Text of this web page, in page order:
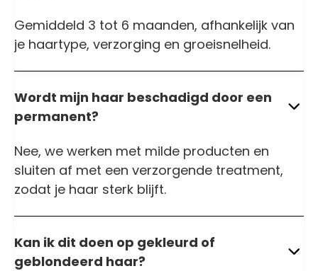
Gemiddeld 3 tot 6 maanden, afhankelijk van
je haartype, verzorging en groeisnelheid.
Wordt mijn haar beschadigd door een
permanent?
Nee, we werken met milde producten en
sluiten af met een verzorgende treatment,
zodat je haar sterk blijft.
Kan ik dit doen op gekleurd of
geblondeerd haar?